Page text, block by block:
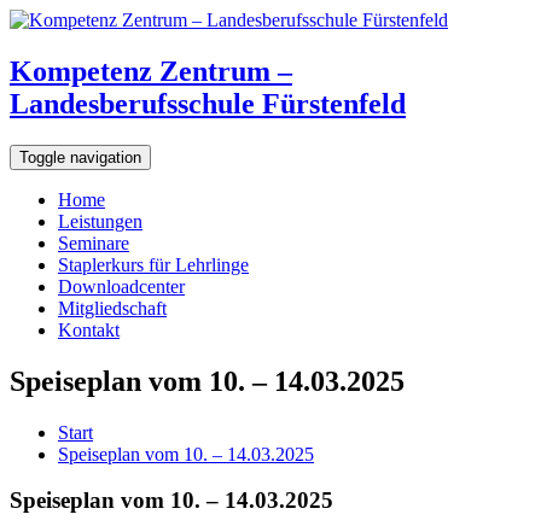
Kompetenz Zentrum –
Landesberufsschule Fürstenfeld
Toggle navigation
Home
Leistungen
Seminare
Staplerkurs für Lehrlinge
Downloadcenter
Mitgliedschaft
Kontakt
Speiseplan vom 10. – 14.03.2025
Start
Speiseplan vom 10. – 14.03.2025
Speiseplan vom 10. – 14.03.2025